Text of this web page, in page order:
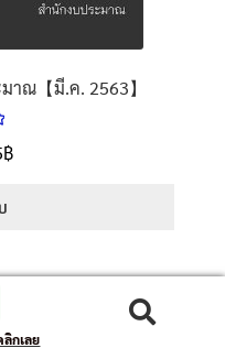
าณ【มี.ค. 2563】
฿
กเลย